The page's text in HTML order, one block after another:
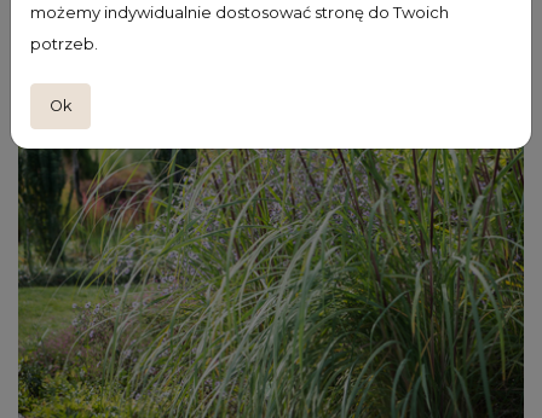
możemy indywidualnie dostosować stronę do Twoich
potrzeb.
Ok